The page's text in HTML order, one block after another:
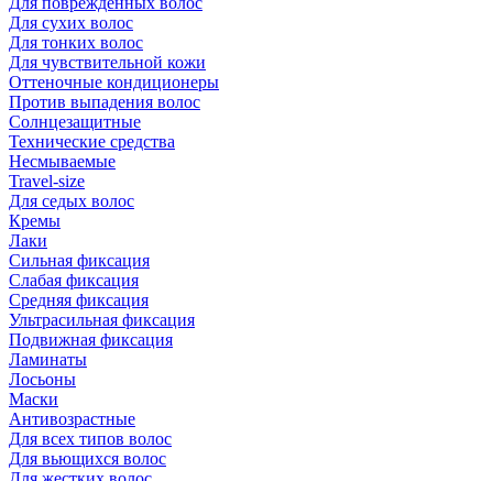
Для сухих волос
Для тонких волос
Для чувствительной кожи
Оттеночные кондиционеры
Против выпадения волос
Солнцезащитные
Технические средства
Несмываемые
Travel-size
Для седых волос
Кремы
Лаки
Сильная фиксация
Слабая фиксация
Средняя фиксация
Ультрасильная фиксация
Подвижная фиксация
Ламинаты
Лосьоны
Маски
Антивозрастные
Для всех типов волос
Для вьющихся волос